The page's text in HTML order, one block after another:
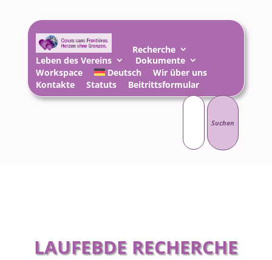
Recherche
Leben des Vereins
Dokumente
Workspace
Deutsch
Wir über uns
Kontakte
Statuts
Beitrittsformular
Suchen
nach:
LAUFEBDE RECHERCHE